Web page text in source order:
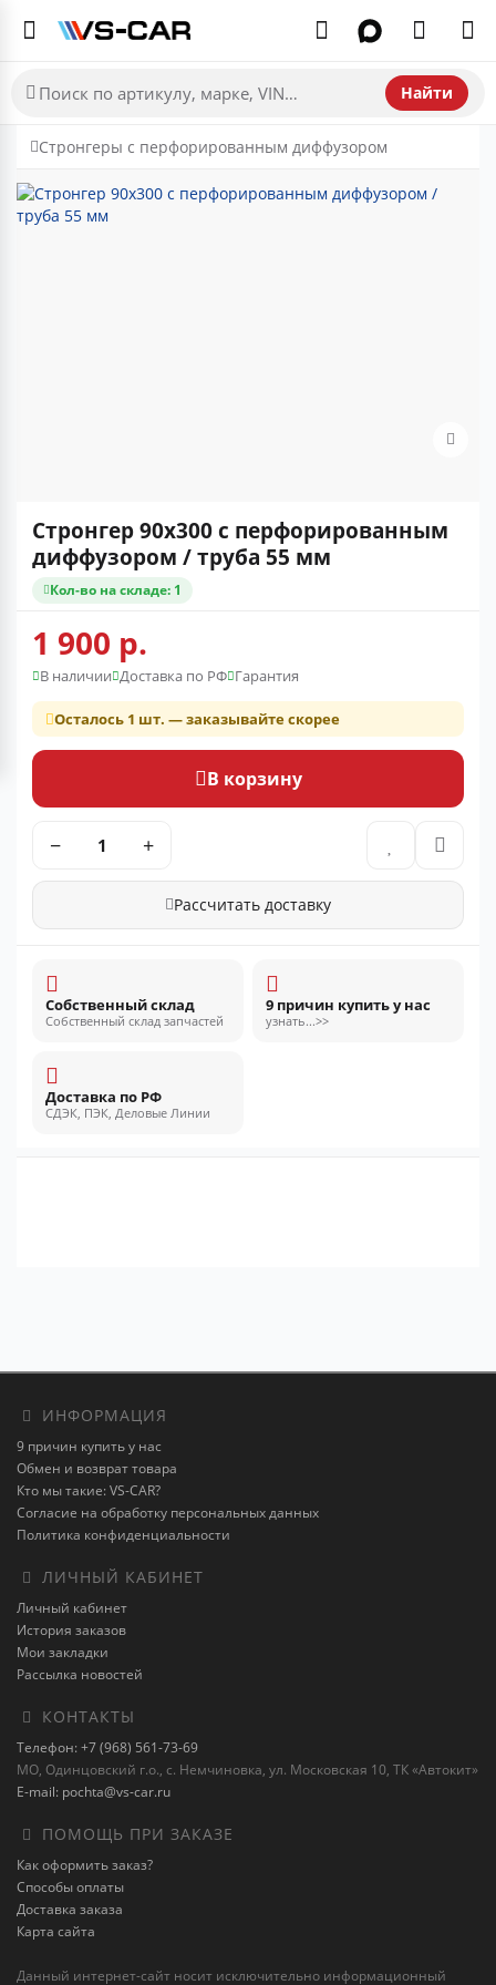
Найти
Стронгеры с перфорированным диффузором
Стронгер 90x300 с перфорированным
диффузором / труба 55 мм
Кол-во на складе: 1
1 900 р.
В наличии Доставка по РФ Гарантия
Осталось 1 шт. — заказывайте скорее
В корзину
− +
Рассчитать доставку
Собственный склад
Собственный склад запчастей
9 причин купить у нас
узнать...>>
Доставка по РФ
СДЭК, ПЭК, Деловые Линии
ИНФОРМАЦИЯ
9 причин купить у нас
Обмен и возврат товара
Кто мы такие: VS-CAR?
Согласие на обработку персональных данных
Политика конфиденциальности
ЛИЧНЫЙ КАБИНЕТ
Личный кабинет
История заказов
Мои закладки
Рассылка новостей
КОНТАКТЫ
Телефон: +7 (968) 561-73-69
МО, Одинцовский г.о., с. Немчиновка, ул. Московская 10, ТК «Автокит»
E-mail: pochta@vs-car.ru
ПОМОЩЬ ПРИ ЗАКАЗЕ
Как оформить заказ?
Способы оплаты
Доставка заказа
Карта сайта
Данный интернет-сайт носит исключительно информационный